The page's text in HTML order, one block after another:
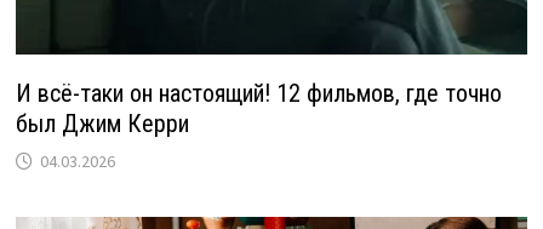
И всё-таки он настоящий! 12 фильмов, где точно
был Джим Керри
04.03.2026